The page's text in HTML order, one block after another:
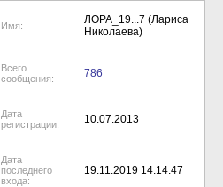
Имя: ЛОРА_19...7 (Лариса
Николаева)
Всего
сообщения:
786
Дата
регистрации:
10.07.2013
Дата
последнего
входа:
19.11.2019 14:14:47